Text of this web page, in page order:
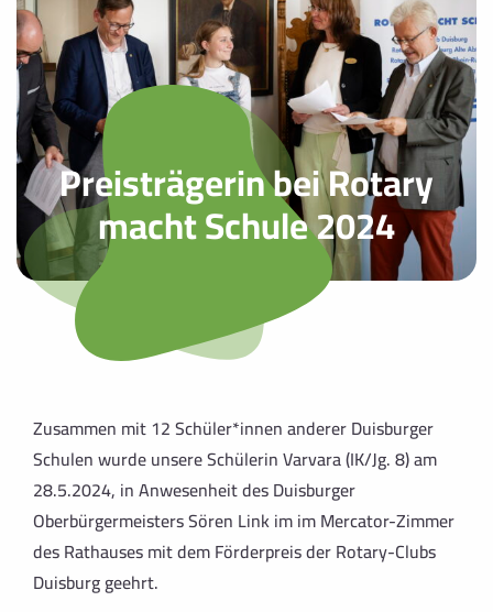
Preisträgerin bei Rotary
macht Schule 2024
Zusammen mit 12 Schüler*innen anderer Duisburger
Schulen wurde unsere Schülerin Varvara (IK/Jg. 8) am
28.5.2024, in Anwesenheit des Duisburger
Oberbürgermeisters Sören Link im im Mercator-Zimmer
des Rathauses mit dem Förderpreis der Rotary-Clubs
Duisburg geehrt.